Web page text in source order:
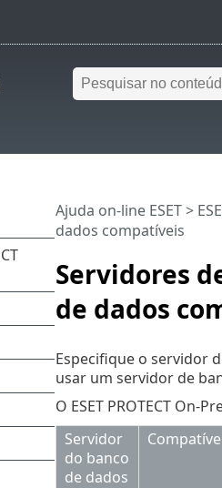
Servidores
de dados
Ajuda on-line ESET>
dados compatíveis
Especifique o servidor
usar um servidor de
O ESET PROTECT
Servidor
do banco
de dados